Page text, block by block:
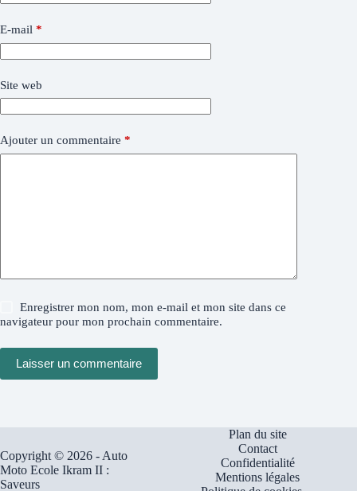
E-mail *
Site web
Ajouter un commentaire *
Enregistrer mon nom, mon e-mail et mon site dans ce
navigateur pour mon prochain commentaire.
Laisser un commentaire
Copyright © 2026 - Auto
Moto Ecole Ikram II :
Saveurs
Plan du site
Contact
Confidentialité
Mentions légales